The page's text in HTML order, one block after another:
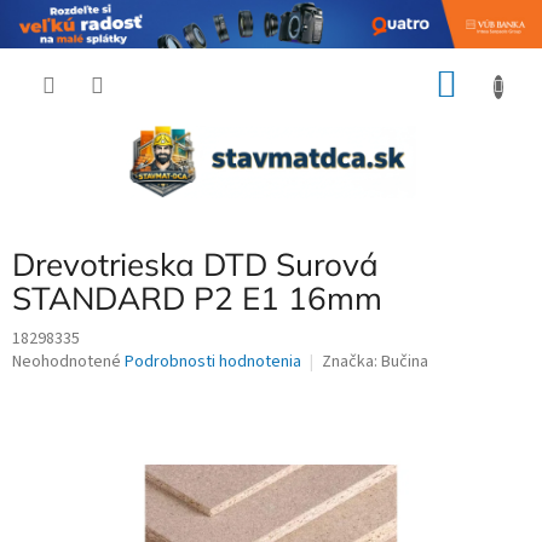
Drevotrieska DTD Surová
STANDARD P2 E1 16mm
18298335
Priemerné
Neohodnotené Podrobnosti hodnotenia Značka: Bučina